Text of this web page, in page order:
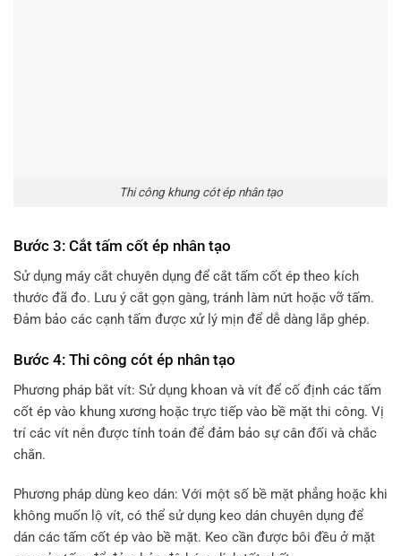
Thi công khung cót ép nhân tạo
Bước 3: Cắt tấm cốt ép nhân tạo
Sử dụng máy cắt chuyên dụng để cắt tấm cốt ép theo kích
thước đã đo. Lưu ý cắt gọn gàng, tránh làm nứt hoặc vỡ tấm.
Đảm bảo các cạnh tấm được xử lý mịn để dễ dàng lắp ghép.
Bước 4: Thi công cót ép nhân tạo
Phương pháp bắt vít: Sử dụng khoan và vít để cố định các tấm
cốt ép vào khung xương hoặc trực tiếp vào bề mặt thi công. Vị
trí các vít nên được tính toán để đảm bảo sự cân đối và chắc
chắn.
Phương pháp dùng keo dán: Với một số bề mặt phẳng hoặc khi
không muốn lộ vít, có thể sử dụng keo dán chuyên dụng để
dán các tấm cốt ép vào bề mặt. Keo cần được bôi đều ở mặt